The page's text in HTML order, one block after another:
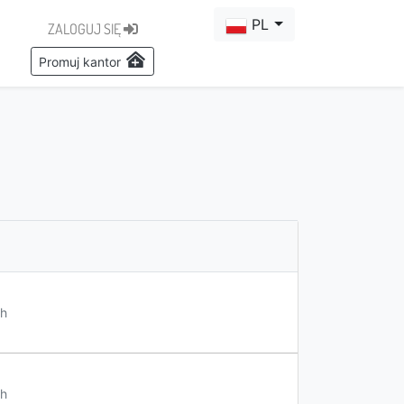
ZALOGUJ SIĘ
Promuj kantor
PL